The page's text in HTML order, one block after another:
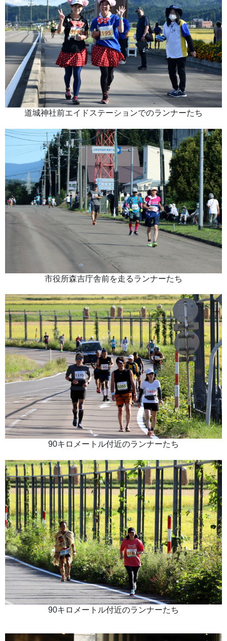
道城神社前エイドステーションでのランナーたち
市役所森吉庁舎前を走るランナーたち
90キロメートル付近のランナーたち
90キロメートル付近のランナーたち